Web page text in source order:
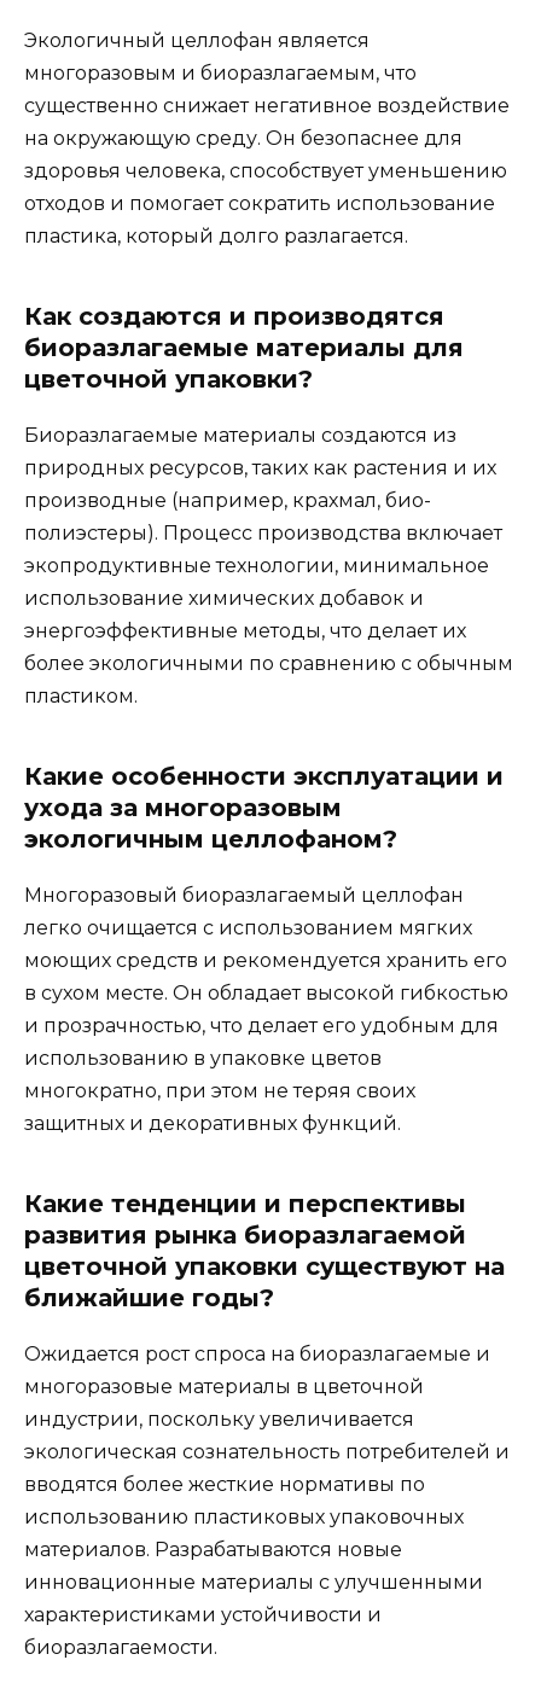
Экологичный целлофан является
многоразовым и биоразлагаемым, что
существенно снижает негативное воздействие
на окружающую среду. Он безопаснее для
здоровья человека, способствует уменьшению
отходов и помогает сократить использование
пластика, который долго разлагается.
Как создаются и производятся
биоразлагаемые материалы для
цветочной упаковки?
Биоразлагаемые материалы создаются из
природных ресурсов, таких как растения и их
производные (например, крахмал, био-
полиэстеры). Процесс производства включает
экопродуктивные технологии, минимальное
использование химических добавок и
энергоэффективные методы, что делает их
более экологичными по сравнению с обычным
пластиком.
Какие особенности эксплуатации и
ухода за многоразовым
экологичным целлофаном?
Многоразовый биоразлагаемый целлофан
легко очищается с использованием мягких
моющих средств и рекомендуется хранить его
в сухом месте. Он обладает высокой гибкостью
и прозрачностью, что делает его удобным для
использованию в упаковке цветов
многократно, при этом не теряя своих
защитных и декоративных функций.
Какие тенденции и перспективы
развития рынка биоразлагаемой
цветочной упаковки существуют на
ближайшие годы?
Ожидается рост спроса на биоразлагаемые и
многоразовые материалы в цветочной
индустрии, поскольку увеличивается
экологическая сознательность потребителей и
вводятся более жесткие нормативы по
использованию пластиковых упаковочных
материалов. Разрабатываются новые
инновационные материалы с улучшенными
характеристиками устойчивости и
биоразлагаемости.